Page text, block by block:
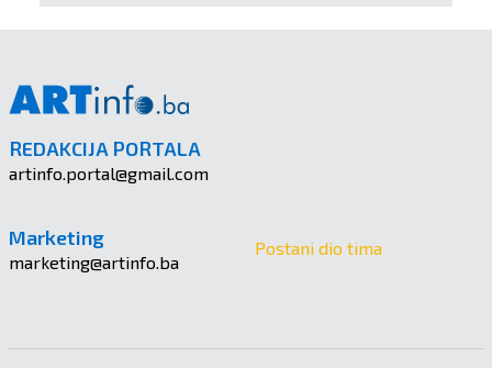
REDAKCIJA PORTALA
artinfo.portal@gmail.com
Marketing
marketing@artinfo.ba
Postani dio tima